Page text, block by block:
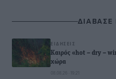
ΔΙΑΒΑΣΕ
ΕΙΔΉΣΕΙΣ
Καιρός «hot – dry –
χώρα
08.08.26 · 19:21